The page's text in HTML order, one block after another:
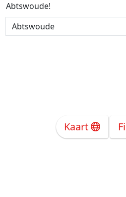
Abtswoude!
Kaart